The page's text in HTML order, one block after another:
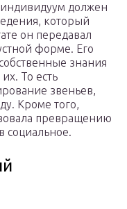
должен
который
он передавал
форме. Его
знания
То есть
звеньев,
Кроме того,
превращению
социальное.